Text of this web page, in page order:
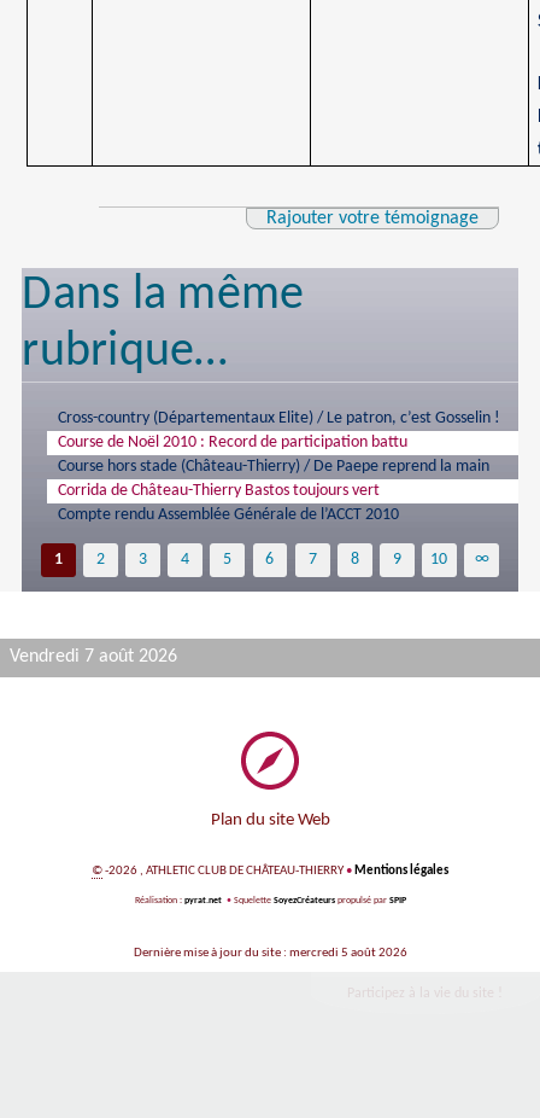
Rajouter votre témoignage
Dans la même
rubrique…
Cross-country (Départementaux Elite) / Le patron, c’est Gosselin !
Course de Noël 2010 : Record de participation battu
Course hors stade (Château-Thierry) / De Paepe reprend la main
Corrida de Château-Thierry Bastos toujours vert
Compte rendu Assemblée Générale de l’ACCT 2010
1 2 3 4 5 6 7 8 9 10 ∞
Vendredi 7 août 2026
Plan du site Web
©-2026 , ATHLETIC CLUB DE CHÂTEAU-THIERRY• Mentions légales
Réalisation : pyrat.net •Squelette SoyezCréateurspropulsé par SPIP
Dernière mise à jour du site : mercredi 5 août 2026
Participez à la vie du site !